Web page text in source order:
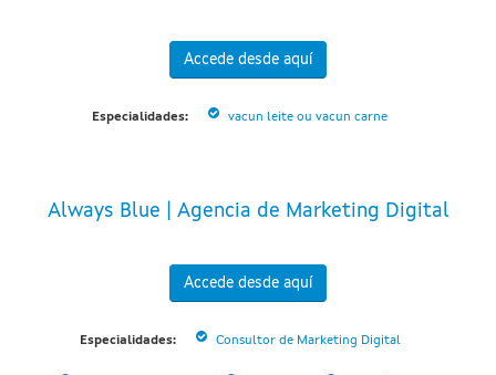
Accede desde aquí
Especialidades: vacun leite ou vacun carne
Always Blue | Agencia de Marketing Digital
Accede desde aquí
Especialidades: Consultor de Marketing Digital